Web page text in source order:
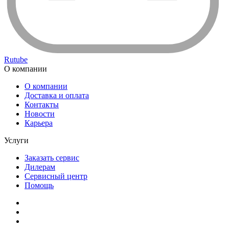
Rutube
О компании
О компании
Доставка и оплата
Контакты
Новости
Карьера
Услуги
Заказать сервис
Дилерам
Сервисный центр
Помощь